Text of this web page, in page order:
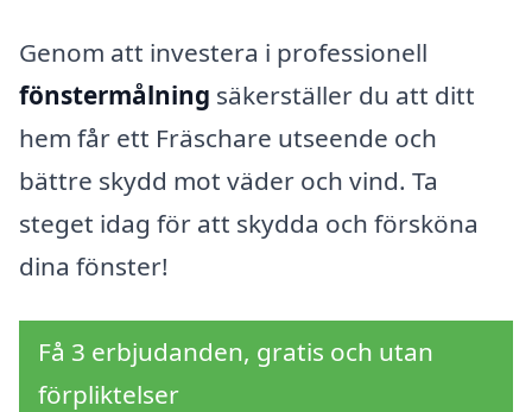
Genom att investera i professionell
fönstermålning säkerställer du att ditt
hem får ett Fräschare utseende och
bättre skydd mot väder och vind. Ta
steget idag för att skydda och försköna
dina fönster!
Få 3 erbjudanden, gratis och utan
förpliktelser